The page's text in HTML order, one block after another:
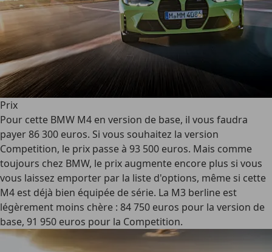
Prix
Pour cette BMW M4 en version de base, il vous faudra
payer 86 300 euros. Si vous souhaitez la version
Competition, le prix passe à 93 500 euros. Mais comme
toujours chez BMW, le prix augmente encore plus si vous
vous laissez emporter par la liste d'options, même si cette
M4 est déjà bien équipée de série. La M3 berline est
légèrement moins chère : 84 750 euros pour la version de
base, 91 950 euros pour la Competition.